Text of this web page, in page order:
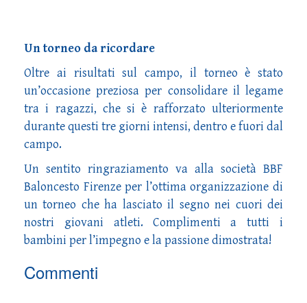
Un torneo da ricordare
Oltre ai risultati sul campo, il torneo è stato
un’occasione preziosa per consolidare il legame
tra i ragazzi, che si è rafforzato ulteriormente
durante questi tre giorni intensi, dentro e fuori dal
campo.
Un sentito ringraziamento va alla società BBF
Baloncesto Firenze per l’ottima organizzazione di
un torneo che ha lasciato il segno nei cuori dei
nostri giovani atleti. Complimenti a tutti i
bambini per l’impegno e la passione dimostrata!
Commenti